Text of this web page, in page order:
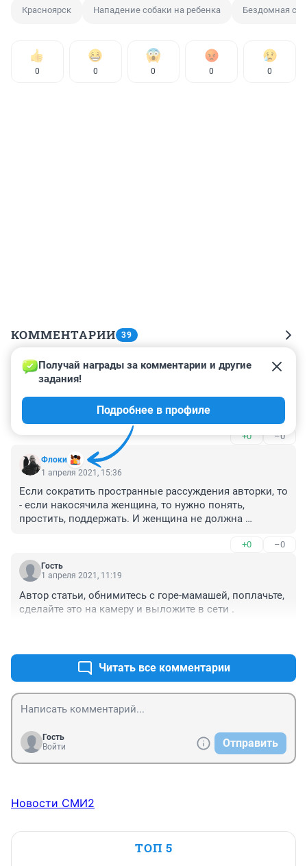
Красноярск Нападение собаки на ребенка Бездомная
0 0 0 0 0
КОММЕНТАРИИ 39
Гость
5 апреля 2021, 00:21
На лицо признаки разжигания вражды!!!!! Где СК и
прокуратура. Где кнопка "пожаловаться"????
+0 –0
Флоки
Получай награды за комментарии и другие
задания!
Подробнее в профиле
1 апреля 2021, 15:36
Если сократить пространные рассуждения авторки, то
- если накосячила женщина, то нужно понять,
простить, поддержать. И женщина не должна
цель этих мутных рассуждений. Так что не надо
обманываться в её гуманизме. Он избирательный, не
для всех.
+0 –0
Гость
1 апреля 2021, 11:19
Автор статьи, обнимитесь с горе-мамашей, поплачьте,
сделайте это на камеру и выложите в сети .
Читать все комментарии
Гость
Войти
Отправить
Новости СМИ2
ТОП 5